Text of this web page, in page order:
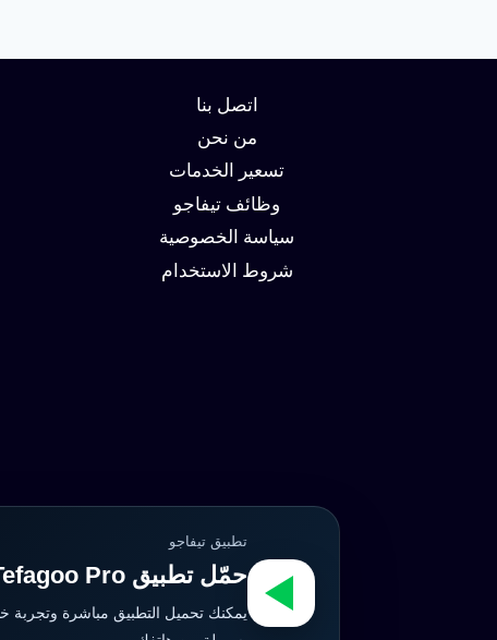
اتصل بنا
من نحن
تسعير الخدمات
وظائف تيفاجو
سياسة الخصوصية
شروط الاستخدام
تطبيق تيفاجو
حمّل تطبيق Tefagoo Pro الآن
يمكنك تحميل التطبيق مباشرة وتجربة